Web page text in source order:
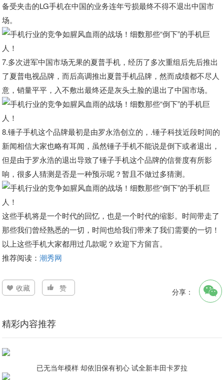
备受夹击的LG手机在中国的业务连年亏损最终不得不退出中国市
场。
7.多次进军中国市场无果的夏普手机，经历了多次重组后先后推出
了夏普电视品牌，而后高调推出夏普手机品牌，然而成绩都不尽人
意，销量平平，入不敷出最终还是灰头土脸的退出了中国市场。
8.锤子手机这个品牌最初是由罗永浩创立的，.锤子科技近段时间的
新闻相信大家也略有耳闻，虽然锤子手机不能说是倒下或者退出，
但是由于罗永浩的退出导致了锤子手机这个品牌的信誉度有所影
响，很多人猜测是否是一种预示呢？暂且不做过多猜测。
这些手机将是一个时代的回忆，也是一个时代的缩影。时间带走了
那些我们曾经熟悉的一切，时间也给我们带来了我们需要的一切！
以上这些手机大家都用过几款呢？欢迎下方留言。
推荐阅读：潮秀网
收藏 赞 分享：
精彩内容推荐
已无当年模样 却依旧保有初心 试全新丰田卡罗拉